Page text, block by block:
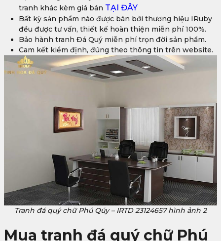
tranh khác kèm giá bán TẠI ĐÂY
Bất kỳ sản phẩm nào được bán bởi thương hiệu IRuby
đều được tư vấn, thiết kế hoàn thiện miễn phí 100%.
Bảo hành tranh Đá Quý miễn phí trọn đời sản phẩm.
Cam kết kiểm định, đúng theo thông tin trên website.
Tranh đá quý chữ Phú Qúy – IRTD 23124657 hình ảnh 2
Mua tranh đá quý chữ Phú